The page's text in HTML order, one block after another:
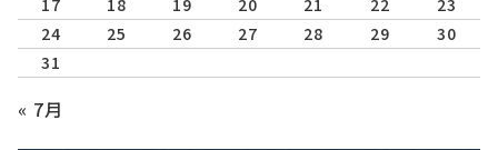
17
18 19 20 21 22
23
24
25 26 27 28 29
30
31
« 7月